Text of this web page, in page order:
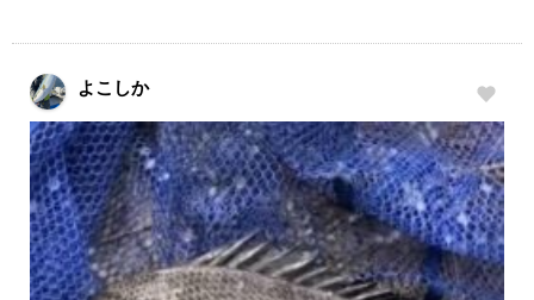
よこしか